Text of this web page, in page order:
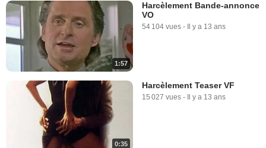
1:57
Harcèlement Bande-annonce
VO
54 104 vues - Il y a 13 ans
0:35
Harcèlement Teaser VF
15 027 vues - Il y a 13 ans